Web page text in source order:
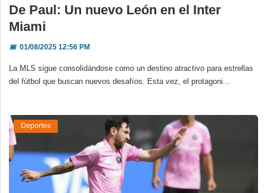
De Paul: Un nuevo León en el Inter
Miami
📅01/08/2025 12:56 PM
La MLS sigue consolidándose como un destino atractivo para estrellas
del fútbol que buscan nuevos desafíos. Esta vez, el protagoni...
Deportes